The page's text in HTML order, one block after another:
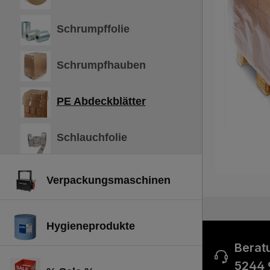
Schrumpffolie
Schrumpfhauben
PE Abdeckblätter
Schlauchfolie
Verpackungsmaschinen
Hygieneprodukte
5244